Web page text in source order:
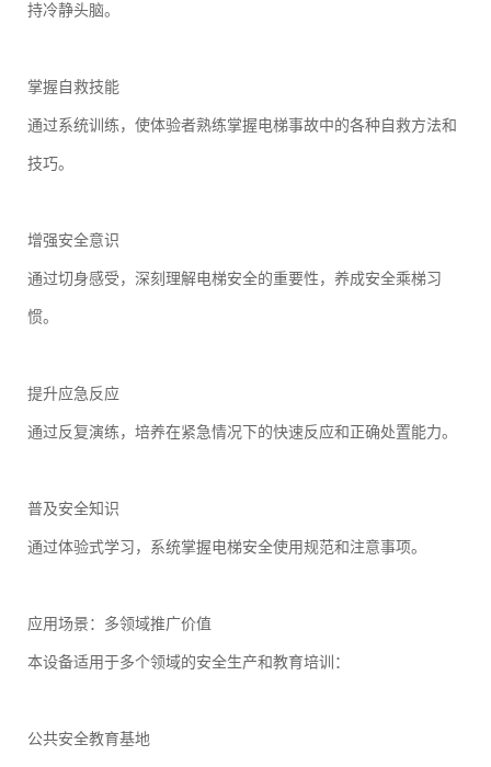
持冷静头脑。
掌握自救技能
通过系统训练，使体验者熟练掌握电梯事故中的各种自救方法和
技巧。
增强安全意识
通过切身感受，深刻理解电梯安全的重要性，养成安全乘梯习
惯。
提升应急反应
通过反复演练，培养在紧急情况下的快速反应和正确处置能力。
普及安全知识
通过体验式学习，系统掌握电梯安全使用规范和注意事项。
应用场景：多领域推广价值
本设备适用于多个领域的安全生产和教育培训：
公共安全教育基地